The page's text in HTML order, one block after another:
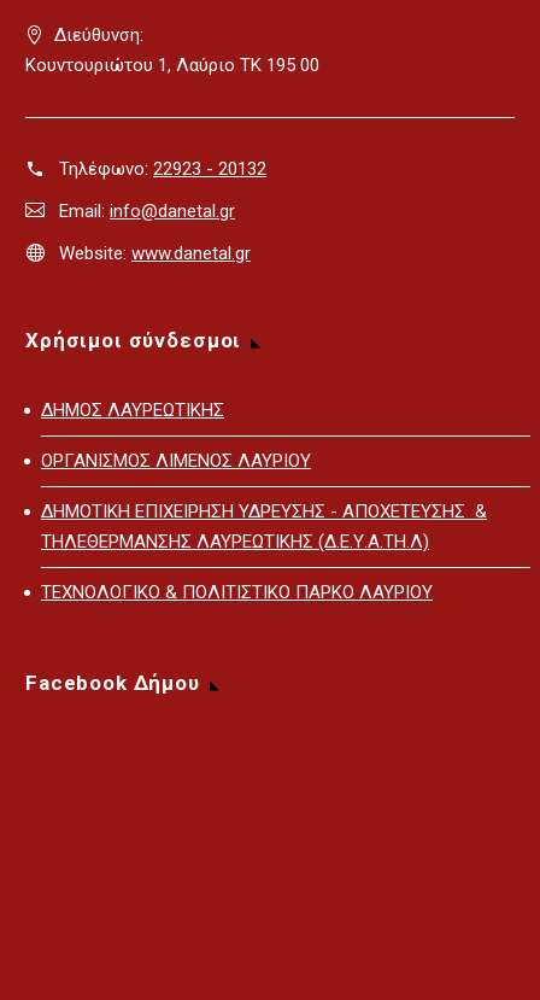
Διεύθυνση:
Κουντουριώτου 1, Λαύριο ΤΚ 195 00
Τηλέφωνο: 22923 - 20132
Email: info@danetal.gr
Website: www.danetal.gr
Χρήσιμοι σύνδεσμοι
ΔΗΜΟΣ ΛΑΥΡΕΩΤΙΚΗΣ
ΟΡΓΑΝΙΣΜΟΣ ΛΙΜΕΝΟΣ ΛΑΥΡΙΟΥ
ΔΗΜΟΤΙΚΗ ΕΠΙΧΕΙΡΗΣΗ ΥΔΡΕΥΣΗΣ - ΑΠΟΧΕΤΕΥΣΗΣ &
ΤΗΛΕΘΕΡΜΑΝΣΗΣ ΛΑΥΡΕΩΤΙΚΗΣ (Δ.Ε.Υ.Α.ΤΗ.Λ)
ΤΕΧΝΟΛΟΓΙΚΟ & ΠΟΛΙΤΙΣΤΙΚΟ ΠΑΡΚΟ ΛΑΥΡΙΟΥ
Facebook Δήμου